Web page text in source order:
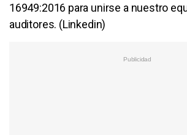
16949:2016 para unirse a nuestro
auditores.‎‎ ‎(Linkedin)